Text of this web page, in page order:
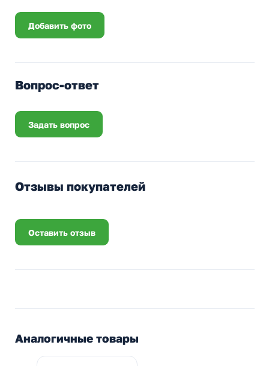
Добавить фото
Вопрос-ответ
Задать вопрос
Отзывы покупателей
Оставить отзыв
Аналогичные товары